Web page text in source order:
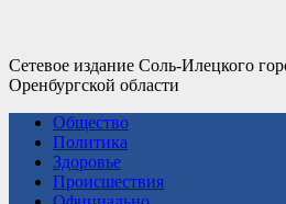
Сетевое издание Соль-Илецкого
Оренбургской области
Общество
Политика
Здоровье
Происшествия